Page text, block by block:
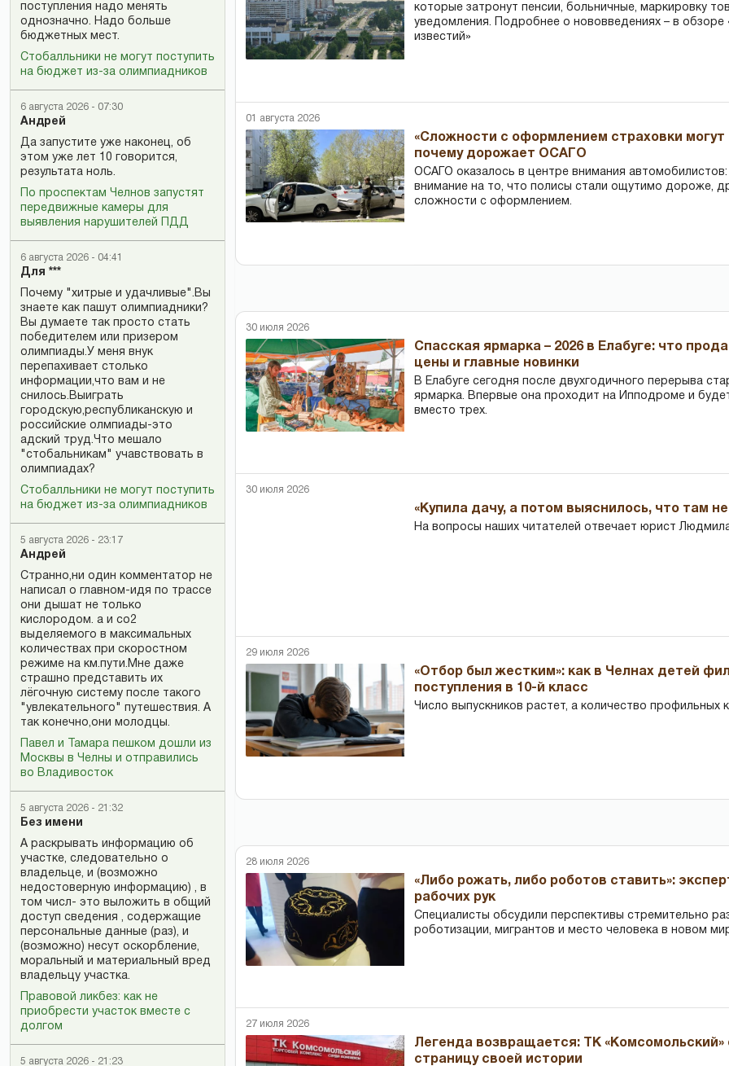
поступления надо менять
однозначно. Надо больше
бюджетных мест.
Стобалльники не могут поступить
на бюджет из-за олимпиадников
6 августа 2026 - 07:30
Андрей
Да запустите уже наконец, об
этом уже лет 10 говорится,
результата ноль.
По проспектам Челнов запустят
передвижные камеры для
выявления нарушителей ПДД
6 августа 2026 - 04:41
Для ***
Почему "хитрые и удачливые".Вы
знаете как пашут олимпиадники?
Вы думаете так просто стать
победителем или призером
олимпиады.У меня внук
перепахивает столько
информации,что вам и не
снилось.Выиграть
городскую,республиканскую и
российские олмпиады-это
адский труд.Что мешало
"стобальникам" учавствовать в
олимпиадах?
Стобалльники не могут поступить
на бюджет из-за олимпиадников
5 августа 2026 - 23:17
Андрей
Странно,ни один комментатор не
написал о главном-идя по трассе
они дышат не только
кислородом. а и со2
выделяемого в максимальных
количествах при скоростном
режиме на км.пути.Мне даже
страшно представить их
лёгочную систему после такого
"увлекательного" путешествия. А
так конечно,они молодцы.
Павел и Тамара пешком дошли из
Москвы в Челны и отправились
во Владивосток
5 августа 2026 - 21:32
Без имени
А раскрывать информацию об
участке, следовательно о
владельце, и (возможно
недостоверную информацию) , в
том числ- это выложить в общий
доступ сведения , содержащие
персональные данные (раз), и
(возможно) несут оскорбление,
моральный и материальный вред
владельцу участка.
Правовой ликбез: как не
приобрести участок вместе с
долгом
5 августа 2026 - 21:23
которые затронут пенсии, больничные, маркировку
уведомления. Подробнее о нововведениях – в обзоре
известий»
01 августа 2026
«Сложности с оформлением страховки могут
почему дорожает ОСАГО
ОСАГО оказалось в центре внимания
внимание на то, что полисы стали ощутимо дороже,
сложности с оформлением.
30 июля 2026
Спасская ярмарка – 2026 в Елабуге: что
цены и главные новинки
В Елабуге сегодня после двухгодичного перерыва
ярмарка. Впервые она проходит на Ипподроме и
вместо трех.
30 июля 2026
«Купила дачу, а потом выяснилось, что там
На вопросы наших читателей отвечает юрист
29 июля 2026
«Отбор был жестким»: как в Челнах детей
поступления в 10-й класс
Число выпускников растет, а количество профильных
28 июля 2026
«Либо рожать, либо роботов ставить»:
рабочих рук
Специалисты обсудили перспективы стремительно
роботизации, мигрантов и место человека в новом
27 июля 2026
Легенда возвращается: ТК
страницу своей истории